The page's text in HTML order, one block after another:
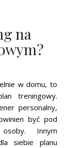
na
w domu, to
treningowy.
personalny,
być pod
Innym
siebie planu